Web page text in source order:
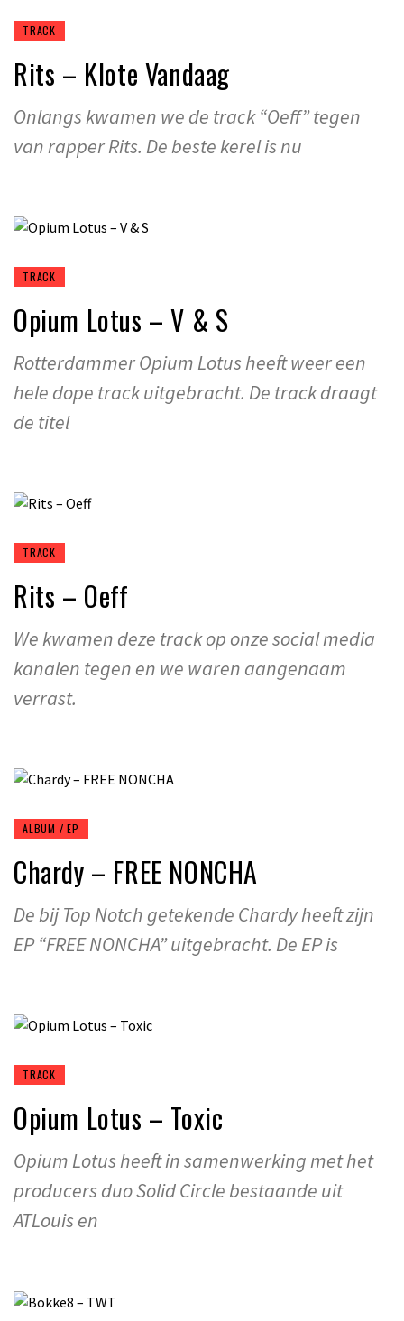
TRACK
Rits – Klote Vandaag
Onlangs kwamen we de track “Oeff” tegen
van rapper Rits. De beste kerel is nu
TRACK
Opium Lotus – V & S
Rotterdammer Opium Lotus heeft weer een
hele dope track uitgebracht. De track draagt
de titel
TRACK
Rits – Oeff
We kwamen deze track op onze social media
kanalen tegen en we waren aangenaam
verrast.
ALBUM / EP
Chardy – FREE NONCHA
De bij Top Notch getekende Chardy heeft zijn
EP “FREE NONCHA” uitgebracht. De EP is
TRACK
Opium Lotus – Toxic
Opium Lotus heeft in samenwerking met het
producers duo Solid Circle bestaande uit
ATLouis en